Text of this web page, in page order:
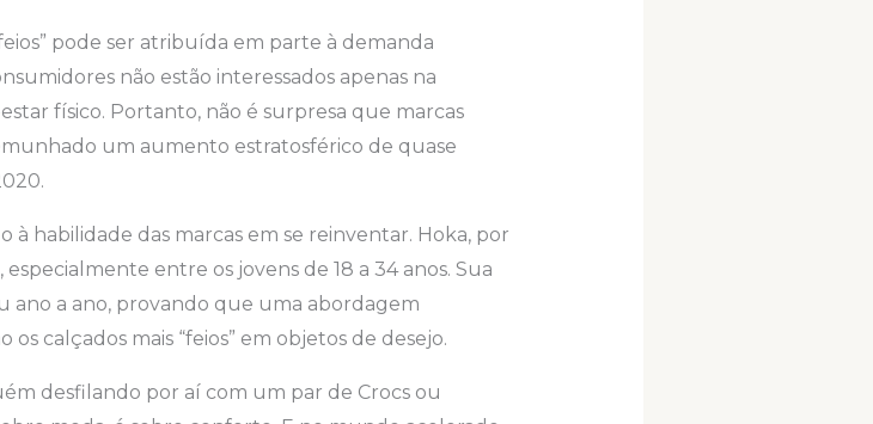
pode ser atribuída em parte à demanda
não estão interessados ​​apenas na
físico. Portanto, não é surpresa que marcas
um aumento estratosférico de quase
à habilidade das marcas em se reinventar. Hoka, por
entre os jovens de 18 a 34 anos. Sua
ano a ano, provando que uma abordagem
calçados mais “feios” em objetos de desejo.
desfilando por aí com um par de Crocs ou